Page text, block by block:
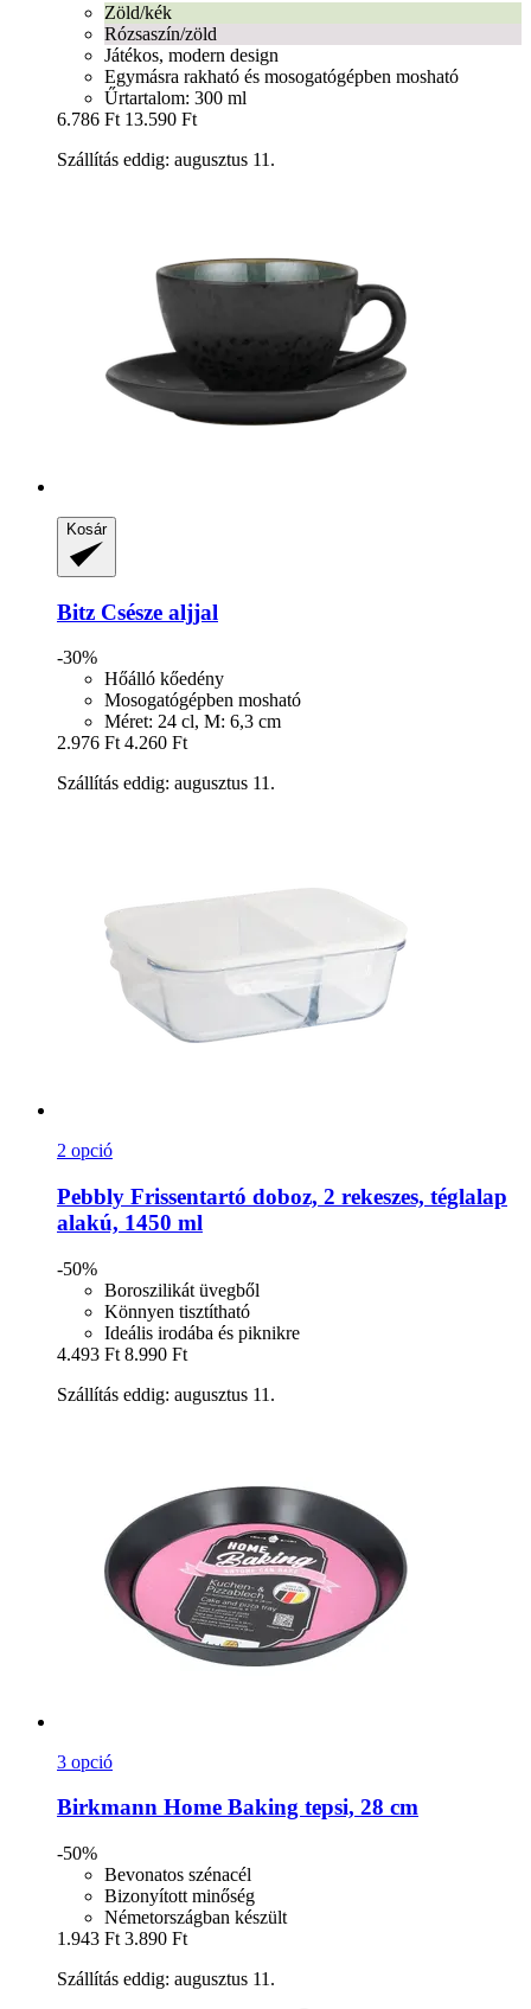
Zöld/kék
Rózsaszín/zöld
Játékos, modern design
Egymásra rakható és mosogatógépben mosható
Űrtartalom: 300 ml
6.786 Ft 13.590 Ft
Szállítás eddig: augusztus 11.
Kosár
Bitz Csésze aljjal
-30%
Hőálló kőedény
Mosogatógépben mosható
Méret: 24 cl, M: 6,3 cm
2.976 Ft 4.260 Ft
Szállítás eddig: augusztus 11.
2 opció
Pebbly Frissentartó doboz, 2 rekeszes, téglalap
alakú, 1450 ml
-50%
Boroszilikát üvegből
Könnyen tisztítható
Ideális irodába és piknikre
4.493 Ft 8.990 Ft
Szállítás eddig: augusztus 11.
3 opció
Birkmann Home Baking tepsi, 28 cm
-50%
Bevonatos szénacél
Bizonyított minőség
Németországban készült
1.943 Ft 3.890 Ft
Szállítás eddig: augusztus 11.